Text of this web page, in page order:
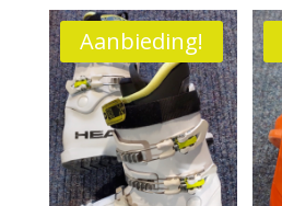
Aanbieding!